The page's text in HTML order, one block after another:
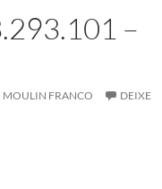
–
MOULIN FRANCO
DEIXE